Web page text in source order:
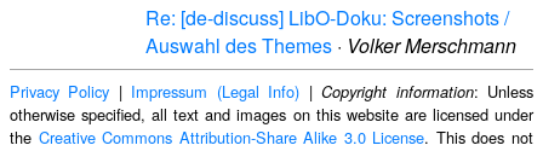
Re: [de-discuss] LibO-Doku: Screenshots /
Auswahl des Themes · Volker Merschmann
Privacy Policy | Impressum (Legal Info) |Copyright information: Unless
otherwise specified, all text and images on this website are licensed under
the Creative Commons Attribution-Share Alike 3.0 License. This does not